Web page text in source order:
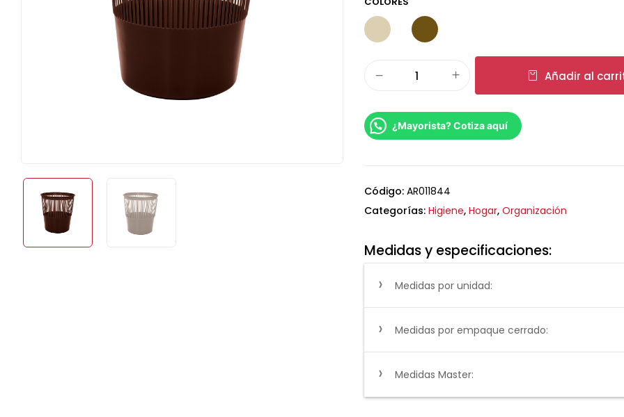
Añadir al
¿Mayorista? Cotiza aquí
Código: AR011844
Categorías: Higiene, Hogar, Organización
Medidas y especificaciones:
Medidas por unidad:
Medidas por empaque cerrado:
Medidas Master: